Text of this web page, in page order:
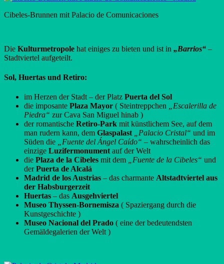
Cibeles-Brunnen mit Palacio de Comunicaciones
Die Kulturmetropole hat einiges zu bieten und ist in „Barrios“ –
Stadtviertel aufgeteilt.
Sol, Huertas und Retiro:
im Herzen der Stadt – der Platz Puerta del Sol
die imposante Plaza Mayor ( Steintreppchen
„Escalerilla de
Piedra“ zur Cava San Miguel hinab )
der romantische Retiro-Park mit künstlichem See, auf dem
man rudern kann, dem Glaspalast „Palacio Cristal“ und im
Süden die
„Fuente del Ángel Caído“ – wahrscheinlich das
einzige Luzifermonument auf der Welt
die Plaza de la Cibeles mit dem „Fuente de la Cibeles“ und
derPuerta de Alcalá
Madrid de los Austrias – das charmante Altstadtviertel aus
der Habsburgerzeit
Huertas – das Ausgehviertel
Museo Thyssen-Bornemisza ( Spaziergang durch die
Kunstgeschichte )
Museo Nacional del Prado ( eine der bedeutendsten
Gemäldegalerien der Welt )